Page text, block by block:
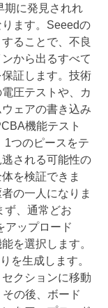
期に発見されれ
ます。Seeedの
ることで、不良
から出るすべて
証します。技術
圧テストや、カ
ェアの書き込み
機能テスト
1つのピースをテ
される可能性の
を検証できま
の一人になりま
ず、通常どお
アップロード
を選択します。
を生成します。
クションに移動
の後、ボード